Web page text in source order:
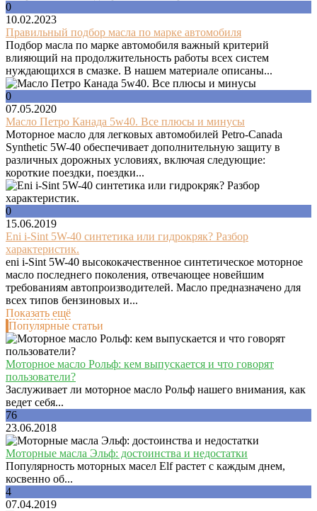
0
10.02.2023
Правильный подбор масла по марке автомобиля
Подбор масла по марке автомобиля важный критерий
влияющий на продолжительность работы всех систем
нуждающихся в смазке. В нашем материале описаны...
0
07.05.2020
Масло Петро Канада 5w40. Все плюсы и минусы
Моторное масло для легковых автомобилей Petro-Canada
Synthetic 5W-40 обеспечивает дополнительную защиту в
различных дорожных условиях, включая следующие:
короткие поездки, поездки...
0
15.06.2019
Eni i-Sint 5W-40 синтетика или гидрокряк? Разбор
характеристик.
eni i-Sint 5W-40 высококачественное синтетическое моторное
масло последнего поколения, отвечающее новейшим
требованиям автопроизводителей. Масло предназначено для
всех типов бензиновых и...
Показать ещё
Популярные статьи
Моторное масло Рольф: кем выпускается и что говорят
пользователи?
Заслуживает ли моторное масло Рольф нашего внимания, как
ведет себя...
76
23.06.2018
Моторные масла Эльф: достоинства и недостатки
Популярность моторных масел Elf растет с каждым днем,
косвенно об...
4
07.04.2019